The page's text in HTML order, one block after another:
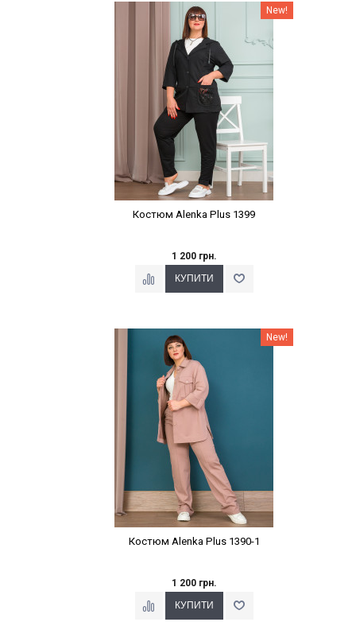
Наклейки Варіант з % New!
Костюм Alenka Plus 1399
1 200 грн.
Наклейки Варіант з % New!
Костюм Alenka Plus 1390-1
1 200 грн.